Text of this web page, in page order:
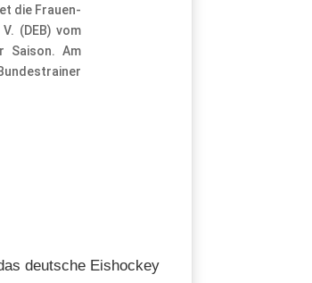
die Frauen-
(DEB) vom
Saison. Am
deutsche Eishockey